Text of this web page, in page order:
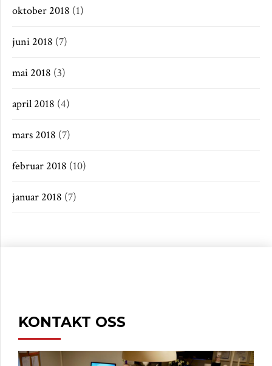
oktober 2018 (1)
juni 2018 (7)
mai 2018 (3)
april 2018 (4)
mars 2018 (7)
februar 2018 (10)
januar 2018 (7)
KONTAKT OSS